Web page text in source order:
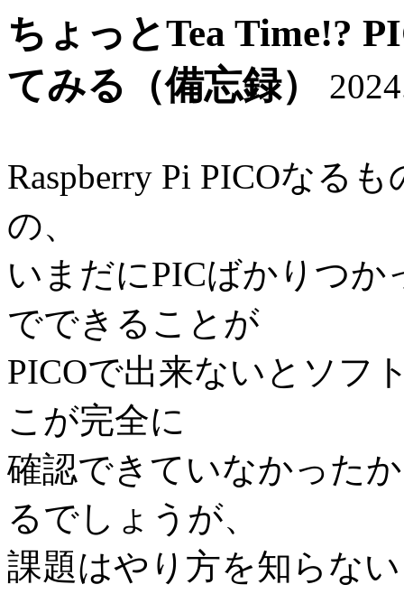
ちょっとTea Time!?
てみる（備忘録）
Raspberry Pi PICOなる
の、
いまだにPICばかりつ
でできることが
PICOで出来ないとソフ
こが完全に
確認できていなかった
るでしょうが、
課題はやり方を知らな